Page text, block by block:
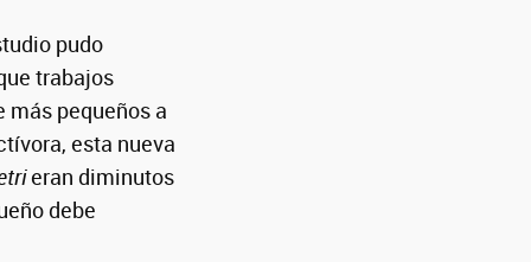
pudo
trabajos
pequeños a
esta nueva
eran diminutos
debe